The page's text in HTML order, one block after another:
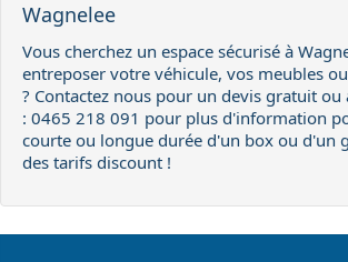
Wagnelee
Vous cherchez un espace sécurisé à
entreposer votre véhicule, vos meubles
? Contactez nous pour un devis gratuit ou
: 0465 218 091 pour plus d'information
courte ou longue durée d'un box ou d'un
des tarifs discount !